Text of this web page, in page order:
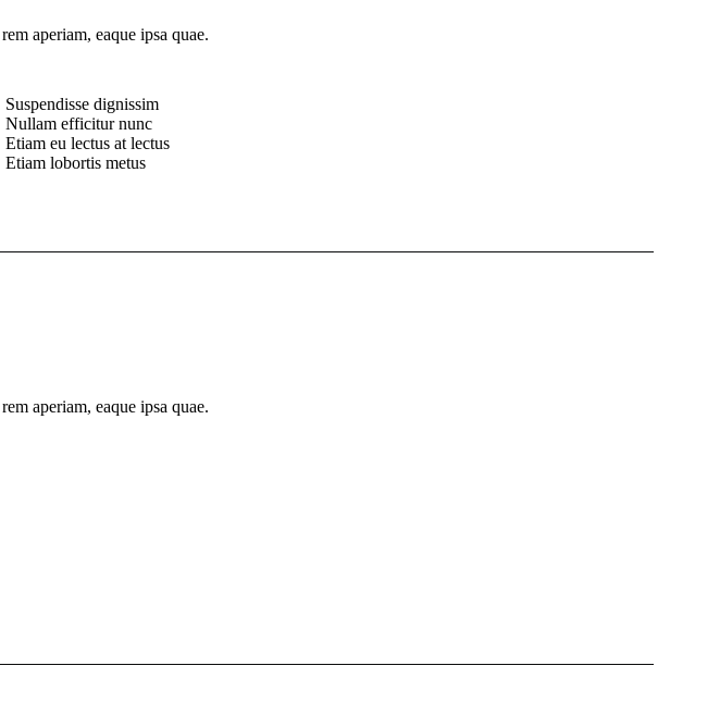
aperiam, eaque ipsa quae.
Suspendisse dignissim
Nullam efficitur nunc
Etiam eu lectus at lectus
Etiam lobortis metus
aperiam, eaque ipsa quae.